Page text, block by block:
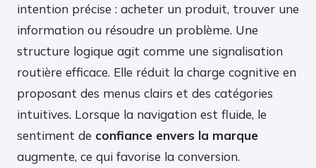
intention précise : acheter un produit, trouver une
information ou résoudre un problème. Une
structure logique agit comme une signalisation
routière efficace. Elle réduit la charge cognitive en
proposant des menus clairs et des catégories
intuitives. Lorsque la navigation est fluide, le
sentiment de confiance envers la marque
augmente, ce qui favorise la conversion.